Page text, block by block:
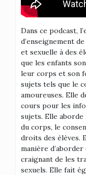
Dans ce podcast,
d’enseignement
et sexuelle à des
que les enfants
leur corps et son
sujets tels que le
amoureuses. Elle
cours pour les
sujets. Elle
du corps, le
droits des élèves.
manière
craignant de les
sexuels. Elle fait